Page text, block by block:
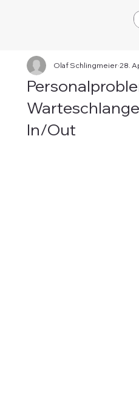
In/Out
Olaf Schlingmeier 28.